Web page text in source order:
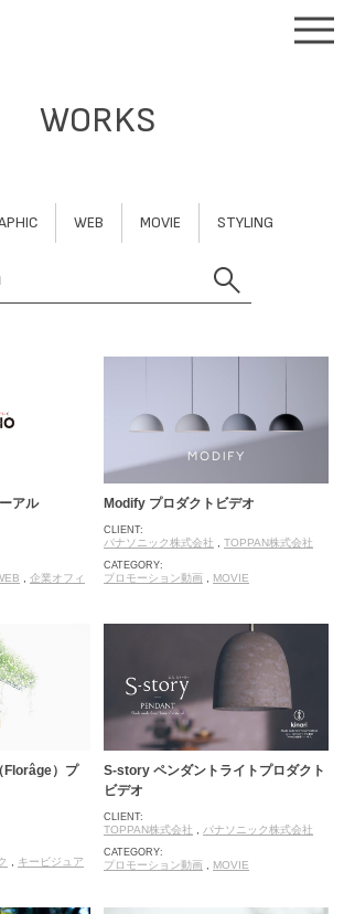
WORKS
WEB MOVIE STYLING
アル
企業オフィ
Modify プロダクトビデオ
CLIENT:
パナソニック株式会社 TOPPAN株式会社
CATEGORY:
プロモーション動画 MOVIE
Florâge）プ
キービジュア
S-story ペンダントライトプロダクト
ビデオ
CLIENT:
TOPPAN株式会社 パナソニック株式会社
CATEGORY:
プロモーション動画 MOVIE